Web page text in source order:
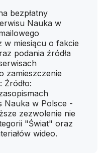
bezpłatny
Nauka w
miesiącu o fakcie
podania źródła
zamieszczenie
Źródło:
Nauka w Polsce -
zezwolenie nie
"Świat" oraz
wideo.